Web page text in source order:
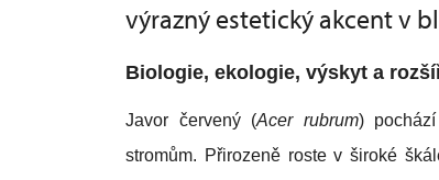
výrazný estetický akcent v
Biologie, ekologie, výskyt a
Javor červený (Acer rubrum)
stromům. Přirozeně roste v široké